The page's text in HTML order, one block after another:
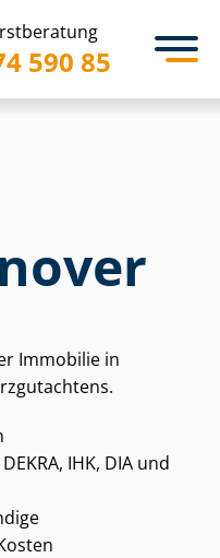
590 85
Immobilie in
IHK, DIA und